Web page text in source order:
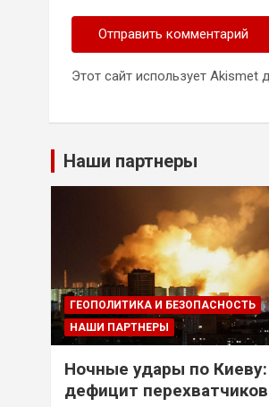
Этот сайт использует
Наши партнеры
ГЕОПОЛИТИКА И БЕЗОПАСНОСТЬ
НАШИ ПАРТНЕРЫ
Ночные удары по Киеву:
дефицит перехватчиков